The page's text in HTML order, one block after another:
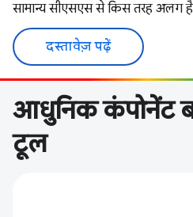
सामान्य सीएसएस से किस तरह अलग
दस्तावेज़ पढ़ें
आधुनिक कंपोनेंट
टूल